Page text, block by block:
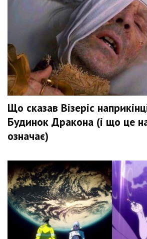
Що сказав Візеріс
Будинок Дракона (і що це
означає)